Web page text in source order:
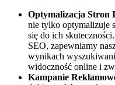
Optymalizacja Stron
nie tylko optymalizuje
się do ich
SEO, zapewniamy
wynikach
widoczność online i
Kampanie